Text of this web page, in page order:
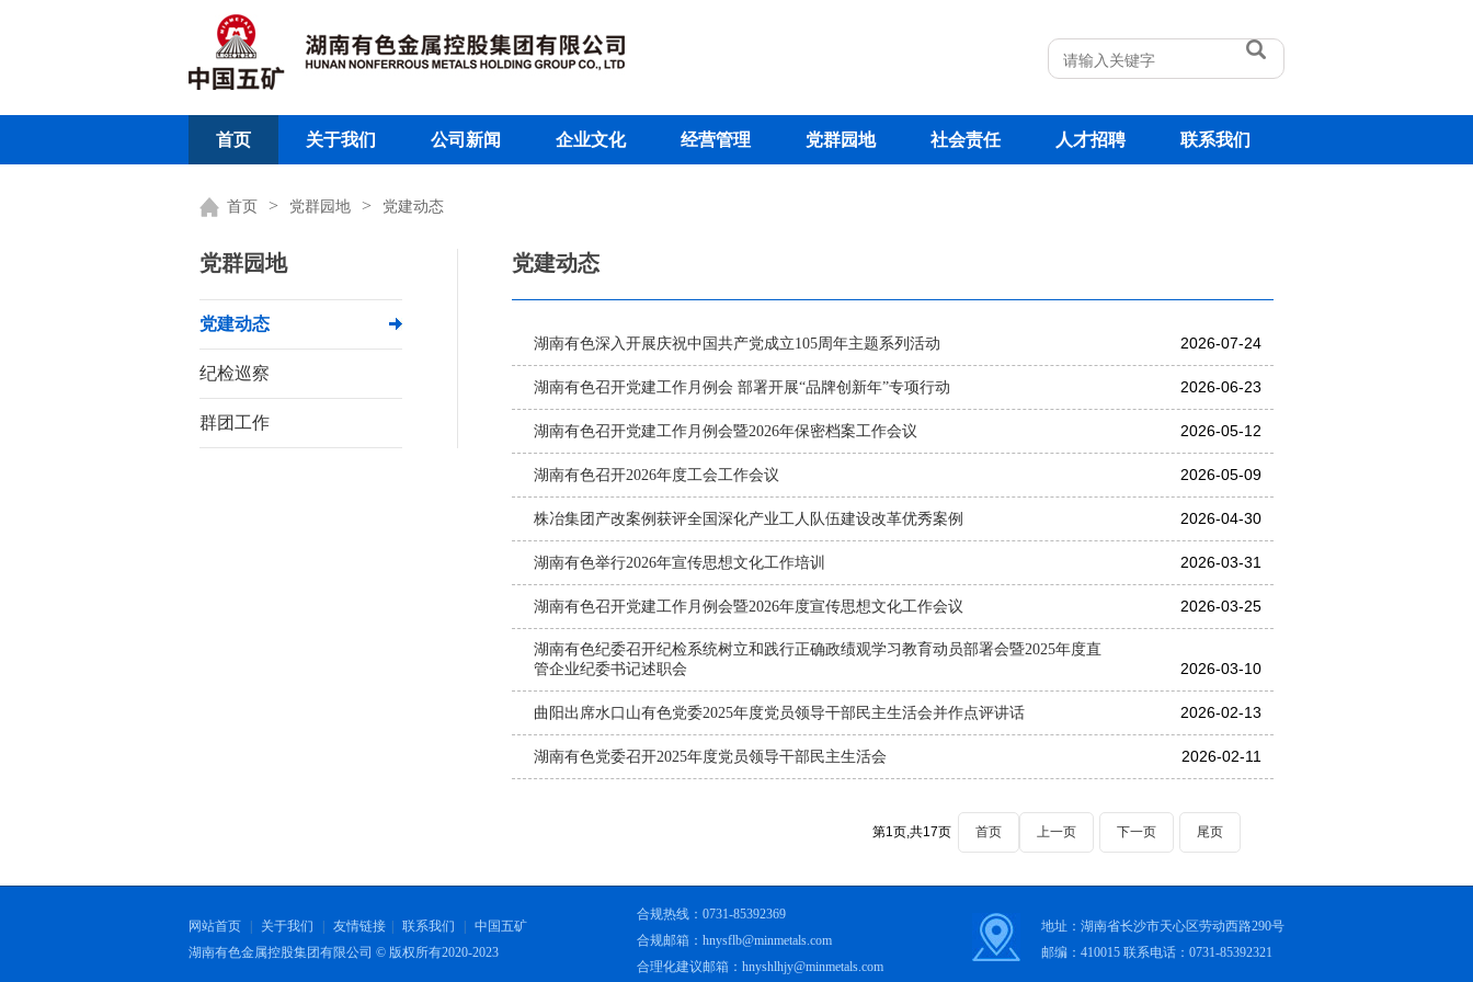
首页 关于我们 公司新闻 企业文化 经营管理 党群园地 社会责任 人才招聘 联系我们
首页 > 党群园地 > 党建动态
党群园地
党建动态
纪检巡察
群团工作
党建动态
湖南有色深入开展庆祝中国共产党成立105周年主题系列活动 2026-07-24
湖南有色召开党建工作月例会 部署开展“品牌创新年”专项行动 2026-06-23
湖南有色召开党建工作月例会暨2026年保密档案工作会议 2026-05-12
湖南有色召开2026年度工会工作会议 2026-05-09
株冶集团产改案例获评全国深化产业工人队伍建设改革优秀案例 2026-04-30
湖南有色举行2026年宣传思想文化工作培训 2026-03-31
湖南有色召开党建工作月例会暨2026年度宣传思想文化工作会议 2026-03-25
湖南有色纪委召开纪检系统树立和践行正确政绩观学习教育动员部署会暨2025年度直
管企业纪委书记述职会
2026-03-10
曲阳出席水口山有色党委2025年度党员领导干部民主生活会并作点评讲话 2026-02-13
湖南有色党委召开2025年度党员领导干部民主生活会 2026-02-11
第1页,共17页 首页 上一页 下一页 尾页
网站首页 关于我们 友情链接 联系我们
中国五矿
湖南有色金属控股集团有限公司 © 版权所有2020-2023
合规热线：0731-85392369
合规邮箱：hnysflb@minmetals.com
合理化建议邮箱：hnyshlhjy@minmetals.com
地址：湖南省长沙市天心区劳动西路290号
邮编：410015 联系电话：0731-85392321